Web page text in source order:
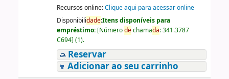
Recursos online:Clique aqui para acessar online
Disponibilidade:Itens disponíveis para
empréstimo: [Númerodechamada:341.3787
C694] (1).
Reservar
Adicionar ao seu carrinho